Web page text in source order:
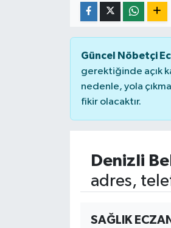
Güncel Nöbetçi
gerektiğinde açık
nedenle, yola
fikir olacaktır.
Denizli
adres,
SAĞLIK